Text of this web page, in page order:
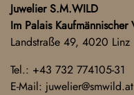
Juwelier S.M.WILD
Im Palais Kaufmännischer
Landstraße 49, 4020 Linz
Tel.: +43 732 774105-31
E-Mail: juwelier@smwild.at